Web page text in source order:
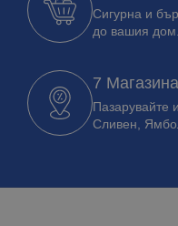
Сигурна и
до вашия дом.
7 Магазина
Пазарувайте
Сливен,